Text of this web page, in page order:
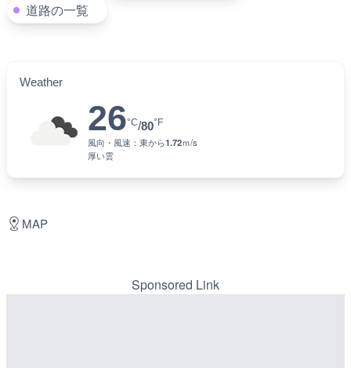
道路の一覧
Weather
26°C/80°F
風向・風速： 東から1.72ｍ/s
厚い雲
MAP
Sponsored Link